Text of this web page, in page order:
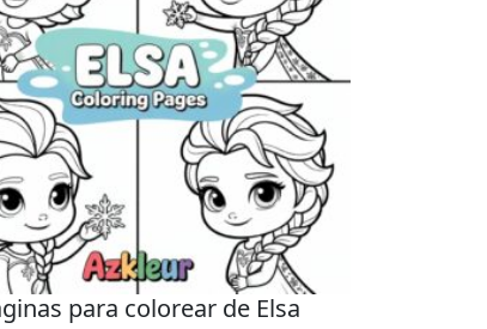
para colorear de Elsa